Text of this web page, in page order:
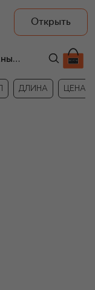
Открыть
Розовые женские кожаные шорты
ДЛИНА ЦЕНА